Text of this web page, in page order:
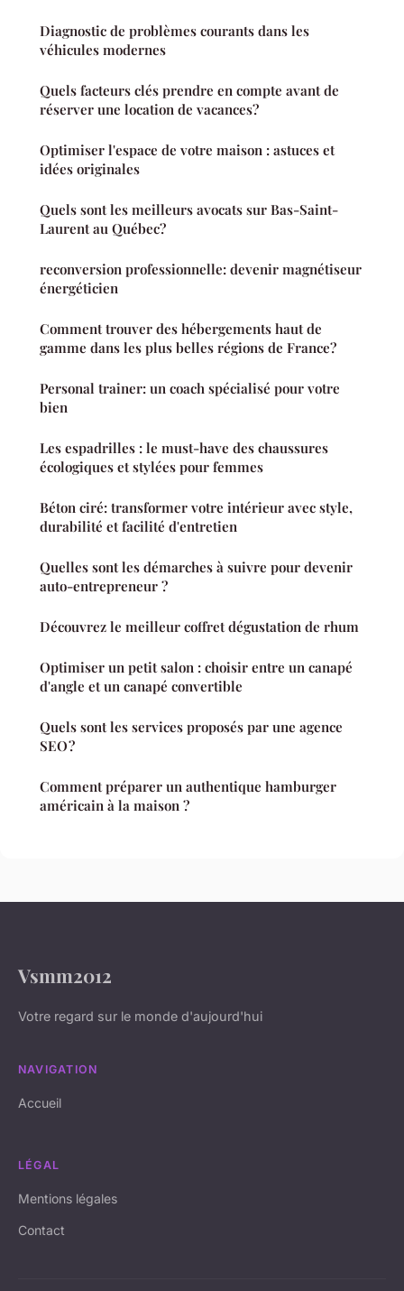
Diagnostic de problèmes courants dans les
véhicules modernes
Quels facteurs clés prendre en compte avant de
réserver une location de vacances?
Optimiser l'espace de votre maison : astuces et
idées originales
Quels sont les meilleurs avocats sur Bas-Saint-
Laurent au Québec?
reconversion professionnelle: devenir magnétiseur
énergéticien
Comment trouver des hébergements haut de
gamme dans les plus belles régions de France?
Personal trainer: un coach spécialisé pour votre
bien
Les espadrilles : le must-have des chaussures
écologiques et stylées pour femmes
Béton ciré: transformer votre intérieur avec style,
durabilité et facilité d'entretien
Quelles sont les démarches à suivre pour devenir
auto-entrepreneur ?
Découvrez le meilleur coffret dégustation de rhum
Optimiser un petit salon : choisir entre un canapé
d'angle et un canapé convertible
Quels sont les services proposés par une agence
SEO ?
Comment préparer un authentique hamburger
américain à la maison ?
Vsmm2012
Votre regard sur le monde d'aujourd'hui
NAVIGATION
Accueil
LÉGAL
Mentions légales
Contact